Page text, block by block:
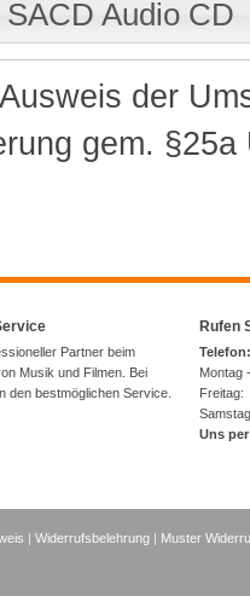
Audio CD
der
gem.
Partner beim
Musik und Filmen. Bei
den bestmöglichen Service.
Rufen
Montag
Uns
|Widerrufsbelehrung | Muster